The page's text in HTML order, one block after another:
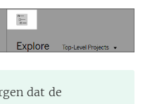
dat de